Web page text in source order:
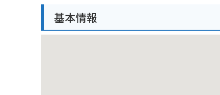
ても最適です。
基本情報